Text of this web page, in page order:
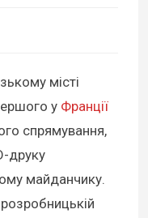
місті
у Франції
спрямування,
друку
майданчику.